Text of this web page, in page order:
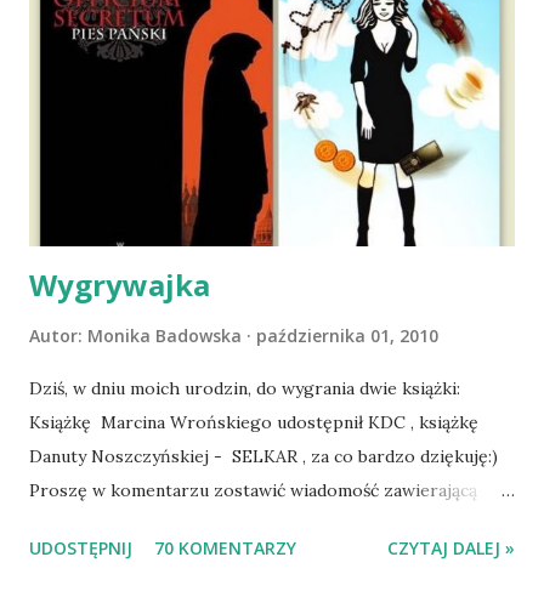
ludźmi i kotami, pojawił się pomysł na wspólny jesienny
wyjazd w Beskid Niski. Zanim to jednak się stało psica miała
atak padaczki, co spowodowało, że wyjazd odwołaliśmy,
wdrożyliśmy leczenie i od nowa zaczęliśmy oswajać z nami i
wspólnym życiem zdezorientowanego chorobą psa. Udało
się ustabilizować zawirowania zdrowotne i wówczas
zaczęliśmy się cieszyć sobą wzajemnie już na 100%.
Dopier...
Wygrywajka
Autor: Monika Badowska października 01, 2010
Dziś, w dniu moich urodzin, do wygrania dwie książki:
Książkę Marcina Wrońskiego udostępnił KDC , książkę
Danuty Noszczyńskiej - SELKAR , za co bardzo dziękuję:)
Proszę w komentarzu zostawić wiadomość zawierającą
Losowanie odbędzie się w niedzielę o 8:00. Zapraszam
UDOSTĘPNIJ 70 KOMENTARZY CZYTAJ DALEJ »